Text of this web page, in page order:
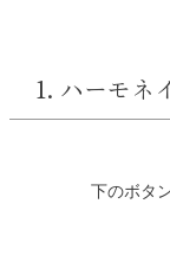
1. ハーモネ
下のボタ